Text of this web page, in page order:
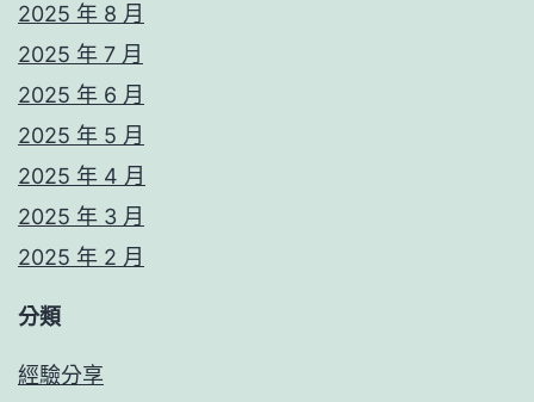
2025 年 8 月
2025 年 7 月
2025 年 6 月
2025 年 5 月
2025 年 4 月
2025 年 3 月
2025 年 2 月
分類
經驗分享